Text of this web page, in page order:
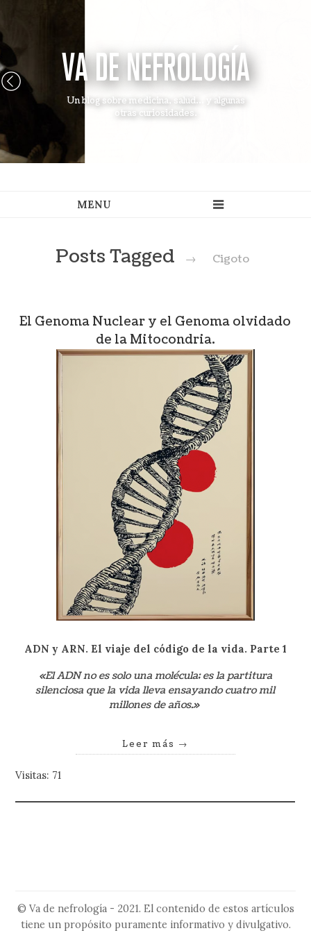
VA DE NEFROLOGÍA
Un blog sobre medicina, salud... y algunas
otras curiosidades.
Posts Tagged → Cigoto
El Genoma Nuclear y el Genoma olvidado
de la Mitocondria.
ADN y ARN. El viaje del código de la vida. Parte 1
«El ADN no es solo una molécula; es la partitura
silenciosa que la vida lleva ensayando cuatro mil
millones de años.»
Leer más →
Visitas: 71
© Va de nefrología - 2021. El contenido de estos artículos
tiene un propósito puramente informativo y divulgativo.